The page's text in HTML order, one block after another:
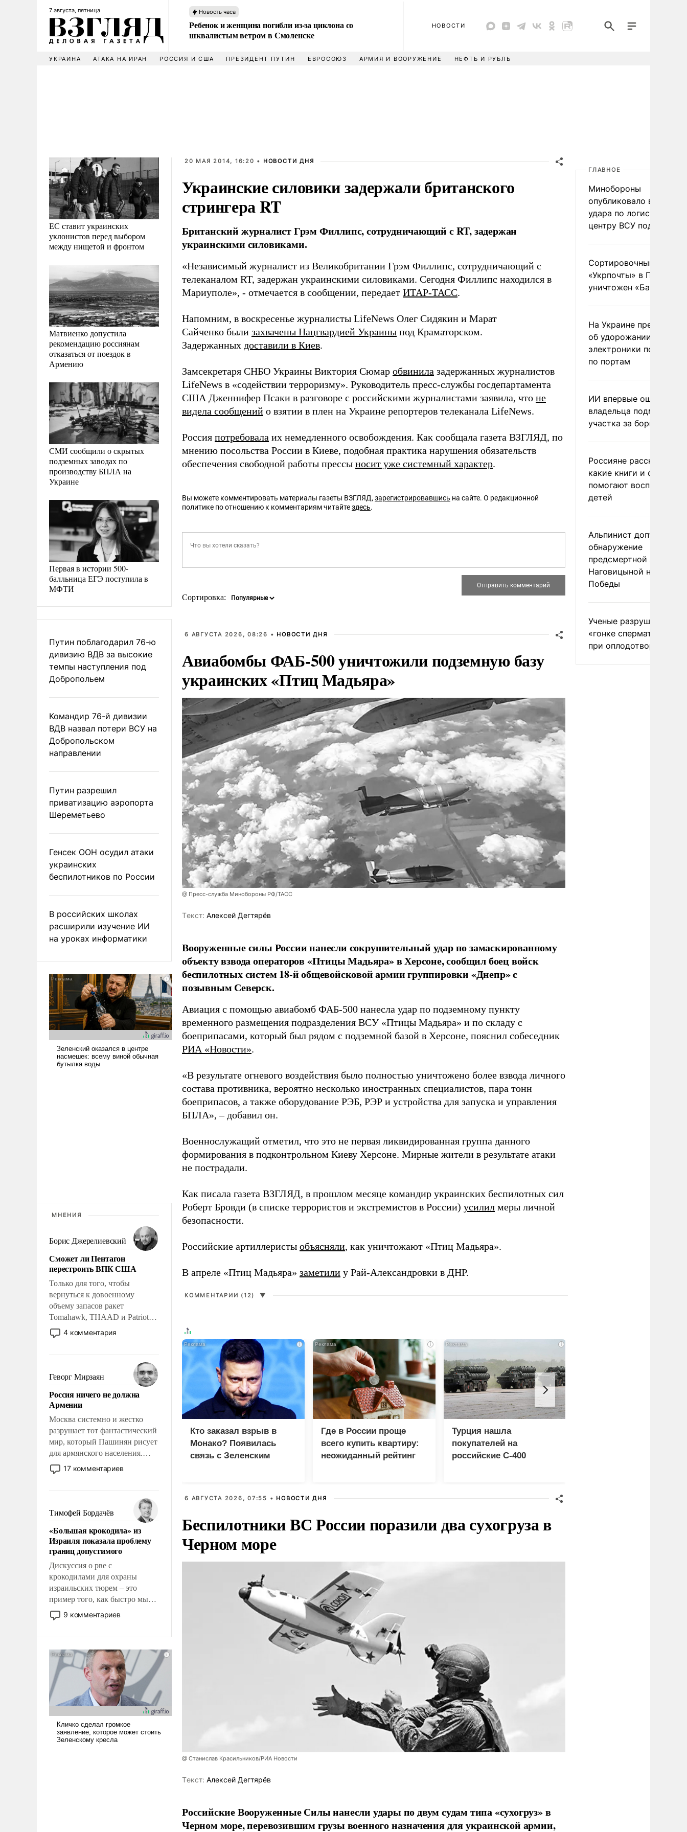
7 августа, пятница Новость часа
Ребенок и женщина погибли из-за циклона со
шквалистым ветром в Смоленске
НОВОСТИ
УКРАИНА АТАКА НА ИРАН РОССИЯ И США ПРЕЗИДЕНТ ПУТИН ЕВРОСОЮЗ АРМИЯ И ВООРУЖЕНИЕ НЕФТЬ И РУБЛЬ
ЕС ставит украинских
уклонистов перед выбором
между нищетой и фронтом
Матвиенко допустила
рекомендацию россиянам
отказаться от поездок в
Армению
СМИ сообщили о скрытых
подземных заводах по
производству БПЛА на
Украине
Первая в истории 500-
балльница ЕГЭ поступила в
МФТИ
Путин поблагодарил 76-ю
дивизию ВДВ за высокие
темпы наступления под
Добропольем
Командир 76-й дивизии
ВДВ назвал потери ВСУ на
Добропольском
направлении
Путин разрешил
приватизацию аэропорта
Шереметьево
Генсек ООН осудил атаки
украинских
беспилотников по России
В российских школах
расширили изучение ИИ
на уроках информатики
МНЕНИЯ
Борис Джерелиевский
Сможет ли Пентагон
перестроить ВПК США
Только для того, чтобы
вернуться к довоенному
объему запасов ракет
Tomahawk, THAAD и Patriot
США потребуется более трех
лет. Даже небольшая война с
Сложившаяся ситуация
означает многолетний период
уязвимости США, например,
перед Китаем.
4 комментария
Геворг Мирзаян
Россия ничего не должна
Армении
Москва системно и жестко
разрушает тот фантастический
мир, который Пашинян рисует
для армянского населения.
Мир, где политические
прожекты будут безусловно
налогоплательщиков и где
Еревану за свои поступки не
нужно отвечать.
17 комментариев
Тимофей Бордачёв
«Большая крокодила» из
Израиля показала проблему
границ допустимого
Дискуссия о рве с
крокодилами для охраны
израильских тюрем – это
пример того, как быстро мы
двигаемся по пути
революционных изменений.
псевдонаучной фантастики,
стало всерьез обсуждаемой
идеей.
9 комментариев
20 МАЯ 2014, 16:20 • НОВОСТИ ДНЯ
Украинские силовики задержали британского
стрингера RT
Британский журналист Грэм Филлипс, сотрудничающий с RT, задержан
украинскими силовиками.
«Независимый журналист из Великобритании Грэм Филлипс, сотрудничающий с
телеканалом RT, задержан украинскими силовиками. Сегодня Филлипс находился в
Мариуполе», - отмечается в сообщении, передает ИТАР-ТАСС.
Напомним, в воскресенье журналисты LifeNews Олег Сидякин и Марат
Сайченко были захвачены Нацгвардией Украины под Краматорском.
Задержанных доставили в Киев.
Замсекретаря СНБО Украины Виктория Сюмар обвинила задержанных журналистов
LifeNews в «содействии терроризму». Руководитель пресс-службы госдепартамента
США Дженнифер Псаки в разговоре с российскими журналистами заявила, что не
видела сообщений о взятии в плен на Украине репортеров телеканала LifeNews.
Россия потребовала их немедленного освобождения. Как сообщала газета ВЗГЛЯД, по
мнению посольства России в Киеве, подобная практика нарушения обязательств
обеспечения свободной работы прессы носит уже системный характер.
Вы можете комментировать материалы газеты ВЗГЛЯД, зарегистрировавшись на сайте. О редакционной
политике по отношению к комментариям читайтездесь.
Сортировка:
6 АВГУСТА 2026, 08:26 • НОВОСТИ ДНЯ
Авиабомбы ФАБ-500 уничтожили подземную базу
украинских «Птиц Мадьяра»
@ Пресс-служба Минобороны РФ/ТАСС
Tекст: Алексей Дегтярёв
Вооруженные силы России нанесли сокрушительный удар по замаскированному
объекту взвода операторов «Птицы Мадьяра» в Херсоне, сообщил боец войск
беспилотных систем 18-й общевойсковой армии группировки «Днепр» с
позывным Северск.
Авиация с помощью авиабомб ФАБ-500 нанесла удар по подземному пункту
временного размещения подразделения ВСУ «Птицы Мадьяра» и по складу с
боеприпасами, который был рядом с подземной базой в Херсоне, пояснил собеседник
РИА «Новости».
«В результате огневого воздействия было полностью уничтожено более взвода личного
состава противника, вероятно несколько иностранных специалистов, пара тонн
боеприпасов, а также оборудование РЭБ, РЭР и устройства для запуска и управления
БПЛА», – добавил он.
Военнослужащий отметил, что это не первая ликвидированная группа данного
формирования в подконтрольном Киеву Херсоне. Мирные жители в результате атаки
не пострадали.
Как писала газета ВЗГЛЯД, в прошлом месяце командир украинских беспилотных сил
Роберт Бровди (в списке террористов и экстремистов в России) усилил меры личной
безопасности.
Российские артиллеристы объясняли, как уничтожают «Птиц Мадьяра».
В апреле «Птиц Мадьяра» заметили у Рай-Александровки в ДНР.
КОММЕНТАРИИ (12) ▼
i
Кто заказал взрыв в
Монако? Появилась
связь с Зеленским
i
Где в России проще
всего купить квартиру:
неожиданный рейтинг
i
Турция нашла
покупателей на
российские C-400
6 АВГУСТА 2026, 07:55 • НОВОСТИ ДНЯ
Беспилотники ВС России поразили два сухогруза в
Черном море
@ Станислав Красильников/РИА Новости
Tекст: Алексей Дегтярёв
Российские Вооруженные Силы нанесли удары по двум судам типа «сухогруз» в
Черном море, перевозившим грузы военного назначения для украинской армии,
ГЛАВНОЕ
Минобороны
опубликовало видео
удара по
центру ВСУ под Киевом
Сортировочный пункт
«Укрпочты» в
уничтожен
На Украине
об удорожании
электроники после
по портам
ИИ впервые
владельца
участка за борщевик
Россияне рассказали,
какие книги и фильмы
помогают воспитывать
детей
Альпинист допустил
обнаружение
предсмертной записки
Наговицыной на пике
Победы
Ученые разрушили миф
«гонке
при оплодотворении